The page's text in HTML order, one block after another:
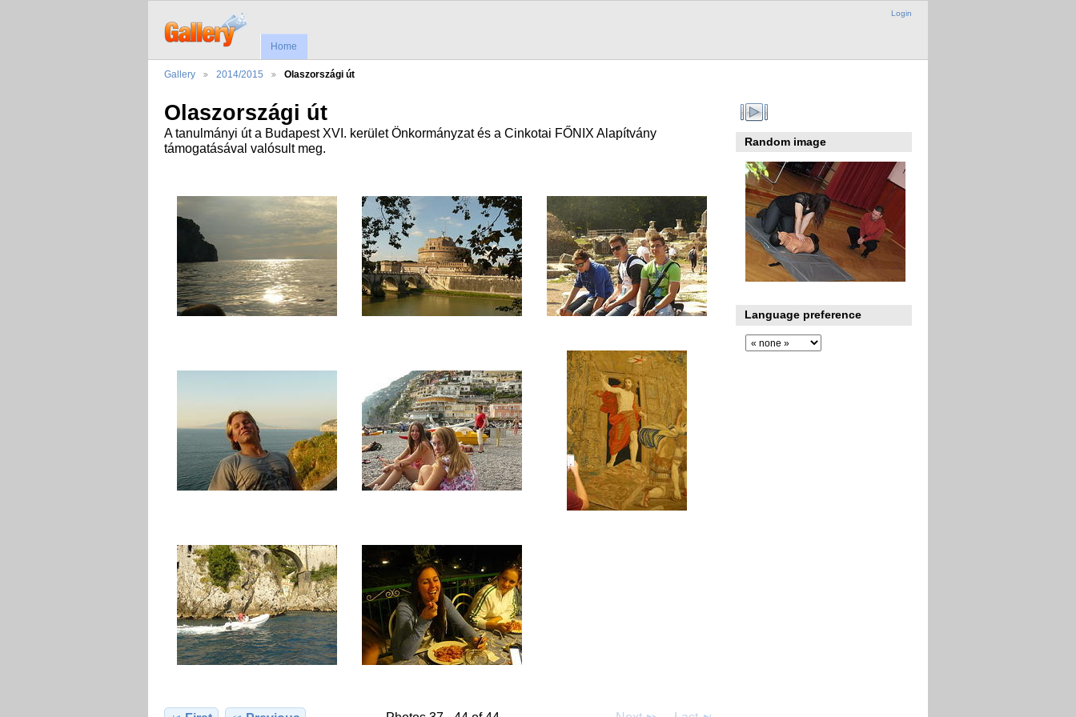
Login
Home
Gallery 2014/2015 Olaszországi út
Olaszországi út
A tanulmányi út a Budapest XVI. kerület Önkormányzat és a Cinkotai FŐNIX Alapítvány
támogatásával valósult meg.
Random image
Language preference